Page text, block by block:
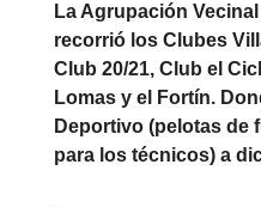
La Agrupación
recorrió los Clubes
Club 20/21, Club el
Lomas y el Fortín.
Deportivo (pelotas de
para los técnicos) a